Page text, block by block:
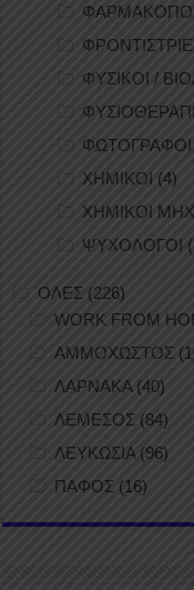
ΦΥΣΙΚΟΙ /
ΦΩΤΟΓΡΑΦΟΙ
ΧΗΜΙΚΟΙ (4)
ΧΗΜΙΚΟΙ
ΨΥΧΟΛΟΓΟΙ
ΟΛΕΣ (226)
WORK FROM
ΑΜΜΟΧΩΣΤΟΣ
ΛΑΡΝΑΚΑ(40)
ΛΕΜΕΣΟΣ (84)
ΛΕΥΚΩΣΙΑ (96)
ΠΑΦΟΣ (16)